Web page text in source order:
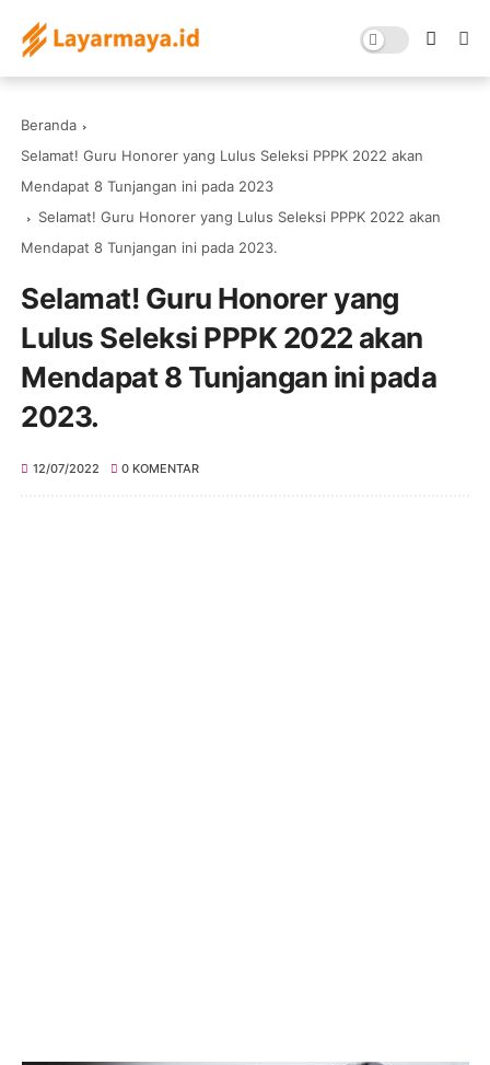
Beranda
Selamat! Guru Honorer yang Lulus Seleksi PPPK 2022 akan
Mendapat 8 Tunjangan ini pada 2023
Selamat! Guru Honorer yang Lulus Seleksi PPPK 2022 akan
Mendapat 8 Tunjangan ini pada 2023.
Selamat! Guru Honorer yang
Lulus Seleksi PPPK 2022 akan
Mendapat 8 Tunjangan ini pada
2023.
12/07/2022 0 KOMENTAR